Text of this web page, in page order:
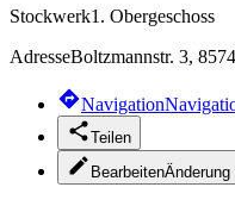
Stockwerk1. Obergeschoss
AdresseBoltzmannstr. 3,
Navigation
Teilen
Bearbeiten